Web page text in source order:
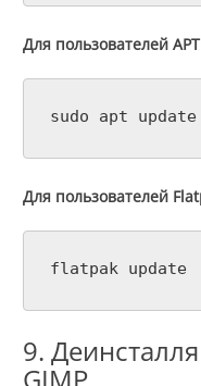
Для пользователей
sudo apt
Для пользователей
flatpak update
9.